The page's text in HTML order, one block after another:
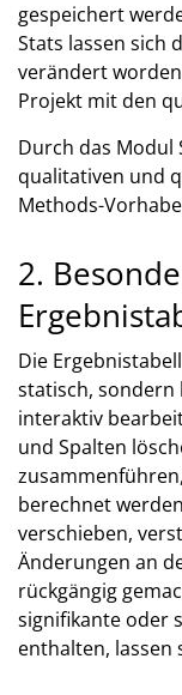
gespeichert
Stats lassen sich
verändert
Projekt mit den
Durch das Modul
qualitativen und
Methods-
2.
Die
statisch, sondern
interaktiv
und Spalten
berechnet
verschieben,
Änderungen an
rückgängig
signifikante oder
enthalten, lassen